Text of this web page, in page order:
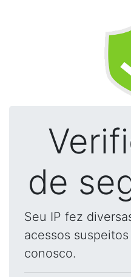
de
Seu IP fez
acessos
conosco.